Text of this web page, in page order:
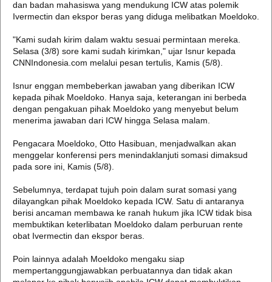
dan badan mahasiswa yang mendukung ICW atas polemik
Ivermectin dan ekspor beras yang diduga melibatkan Moeldoko.
"Kami sudah kirim dalam waktu sesuai permintaan mereka.
Selasa (3/8) sore kami sudah kirimkan," ujar Isnur kepada
CNNIndonesia.com melalui pesan tertulis, Kamis (5/8).
Isnur enggan membeberkan jawaban yang diberikan ICW
kepada pihak Moeldoko. Hanya saja, keterangan ini berbeda
dengan pengakuan pihak Moeldoko yang menyebut belum
menerima jawaban dari ICW hingga Selasa malam.
Pengacara Moeldoko, Otto Hasibuan, menjadwalkan akan
menggelar konferensi pers menindaklanjuti somasi dimaksud
pada sore ini, Kamis (5/8).
Sebelumnya, terdapat tujuh poin dalam surat somasi yang
dilayangkan pihak Moeldoko kepada ICW. Satu di antaranya
berisi ancaman membawa ke ranah hukum jika ICW tidak bisa
membuktikan keterlibatan Moeldoko dalam perburuan rente
obat Ivermectin dan ekspor beras.
Poin lainnya adalah Moeldoko mengaku siap
mempertanggungjawabkan perbuatannya dan tidak akan